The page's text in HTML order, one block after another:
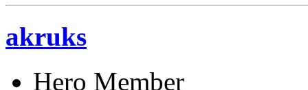
akruks
Hero Member